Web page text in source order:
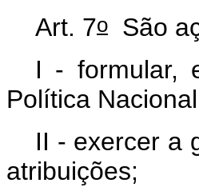
Art. 7o São
I - formular,
Política
II - exercer a
atribuições;